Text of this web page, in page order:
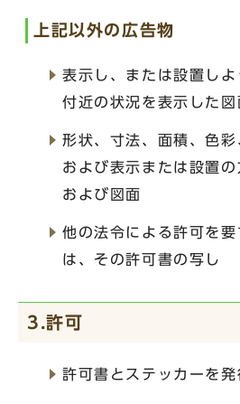
上記以外の広告物
表示し、または設置し
付近の状況を表示した図
形状、寸法、面積、色
および表示または設置
および図面
他の法令による許可を
は、その許可書の写し
3.許可
許可書とステッカーを発